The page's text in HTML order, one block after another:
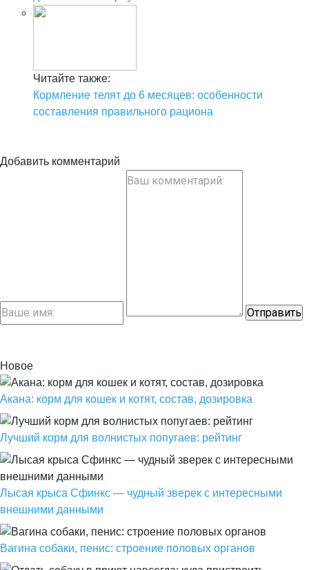
Читайте также:
Кормление телят до 6 месяцев: особенности
составления правильного рациона
Добавить комментарий
Новое
Акана: корм для кошек и котят, состав, дозировка
Лучший корм для волнистых попугаев: рейтинг
Лысая крыса Сфинкс — чудный зверек с интересными
внешними данными
Вагина собаки, пенис: строение половых органов